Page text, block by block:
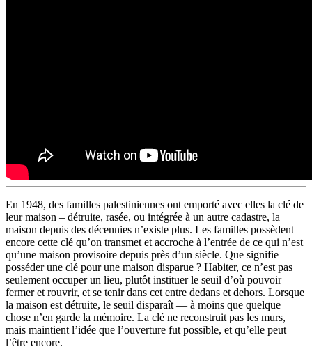
En 1948, des familles palestiniennes ont emporté avec elles la clé de
leur maison – détruite, rasée, ou intégrée à un autre cadastre, la
maison depuis des décennies n’existe plus. Les familles possèdent
encore cette clé qu’on transmet et accroche à l’entrée de ce qui n’est
qu’une maison provisoire depuis près d’un siècle. Que signifie
posséder une clé pour une maison disparue ? Habiter, ce n’est pas
seulement occuper un lieu, plutôt instituer le seuil d’où pouvoir
fermer et rouvrir, et se tenir dans cet entre dedans et dehors. Lorsque
la maison est détruite, le seuil disparaît — à moins que quelque
chose n’en garde la mémoire. La clé ne reconstruit pas les murs,
mais maintient l’idée que l’ouverture fut possible, et qu’elle peut
l’être encore.